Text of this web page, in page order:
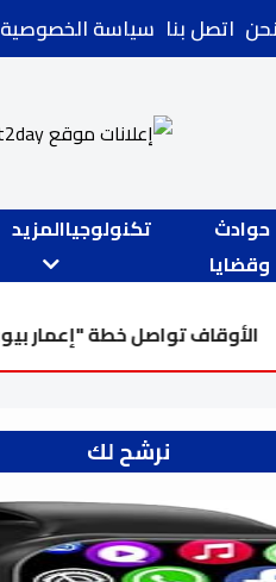
اتصل بنا سياسة الخصوصية
حوادث
وقضايا
تكنولوجياالمزيد
الله".. افتتاح 19 مسجدًا اليوم بتكلفة تتخطى 24 مليار
نرشح لك